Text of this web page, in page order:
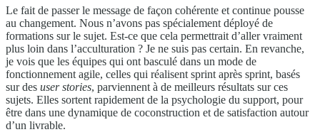
Le fait de passer le message de façon cohérente et continue pousse
au changement. Nous n’avons pas spécialement déployé de
formations sur le sujet. Est-ce que cela permettrait d’aller vraiment
plus loin dans l’acculturation ? Je ne suis pas certain. En revanche,
je vois que les équipes qui ont basculé dans un mode de
fonctionnement agile, celles qui réalisent sprint après sprint, basés
sur des user stories, parviennent à de meilleurs résultats sur ces
sujets. Elles sortent rapidement de la psychologie du support, pour
être dans une dynamique de coconstruction et de satisfaction autour
d’un livrable.